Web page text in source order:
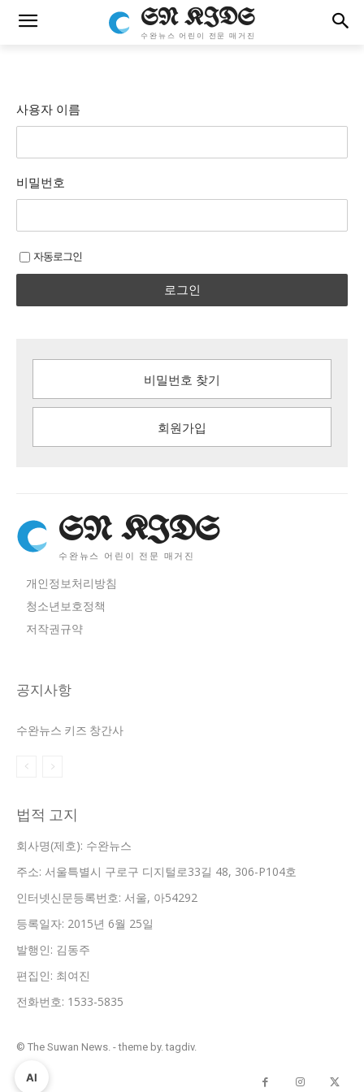
SN KIDS
수완뉴스 어린이 전문 매거진
사용자 이름
비밀번호
자동로그인
로그인
비밀번호 찾기
회원가입
SN KIDS
수완뉴스 어린이 전문 매거진
개인정보처리방침
청소년보호정책
저작권규약
공지사항
수완뉴스 키즈 창간사
법적 고지
회사명(제호): 수완뉴스
주소: 서울특별시 구로구 디지털로33길 48, 306-P104호
인터넷신문등록번호: 서울, 아54292
등록일자: 2015년 6월 25일
발행인: 김동주
편집인: 최여진
전화번호: 1533-5835
© The Suwan News. - theme by. tagdiv.
AI